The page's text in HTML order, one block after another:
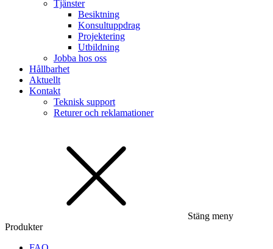
Tjänster
Besiktning
Konsultuppdrag
Projektering
Utbildning
Jobba hos oss
Hållbarhet
Aktuellt
Kontakt
Teknisk support
Returer och reklamationer
Stäng meny
Produkter